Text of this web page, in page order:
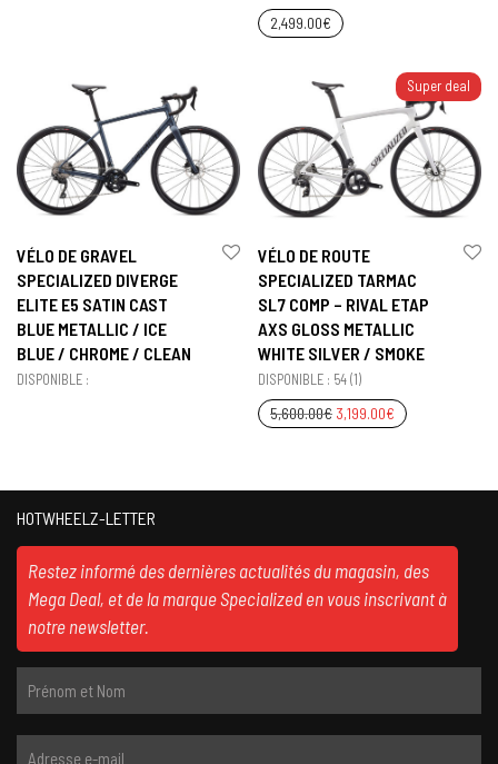
2,499.00€
VÉLO DE GRAVEL
SPECIALIZED DIVERGE
ELITE E5 SATIN CAST
BLUE METALLIC / ICE
BLUE / CHROME / CLEAN
DISPONIBLE :
Super deal
VÉLO DE ROUTE
SPECIALIZED TARMAC
SL7 COMP – RIVAL ETAP
AXS GLOSS METALLIC
WHITE SILVER / SMOKE
DISPONIBLE : 54 (1)
5,600.00€ 3,199.00€
HOTWHEELZ-LETTER
Restez informé des dernières actualités du magasin, des
Mega Deal, et de la marque Specialized en vous inscrivant à
notre newsletter.